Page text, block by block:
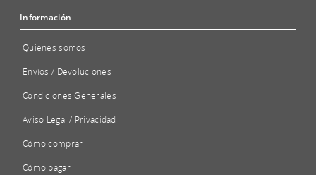
Información
Quienes somos
Envíos / Devoluciones
Condiciones Generales
Aviso Legal / Privacidad
Cómo comprar
Cómo pagar